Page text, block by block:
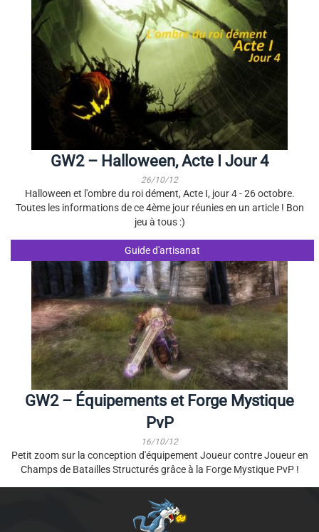
GW2 – Halloween, Acte I Jour 4
26/10/12
Halloween et l'ombre du roi dément, Acte I, jour 4 - 26 octobre.
Toutes les informations de ce 4ème jour réunies en un article ! Bon
jeu à tous :)
Guide d'artisanat
GW2 – Équipements et Forge Mystique
PvP
16/10/12
Petit zoom sur la conception d'équipement Joueur contre Joueur en
Champs de Batailles Structurés grâce à la Forge Mystique PvP !